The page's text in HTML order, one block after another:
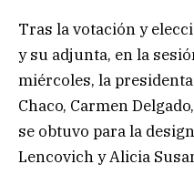
Tras la votación y
y su adjunta, en la
miércoles, la
Chaco, Carmen
se obtuvo para la
Lencovich y Alicia